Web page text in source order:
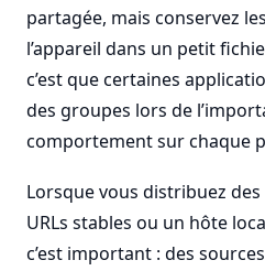
partagée, mais conservez
l’appareil dans un petit
c’est que certaines
des groupes lors de
comportement sur chaque
Lorsque vous distribuez
URLs stables ou un hôte
c’est important : des